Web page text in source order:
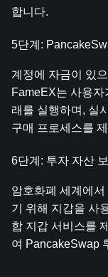
합니다.
5단계:
계정에 자금이 있
FameEX는 사용자
래를 실행하며, 실
구매 프로세스를
6단계: 투자 자산 보
암호화폐 세계에
기 위해 지갑을 사
합 지갑 서비스를
여 PancakeSwap